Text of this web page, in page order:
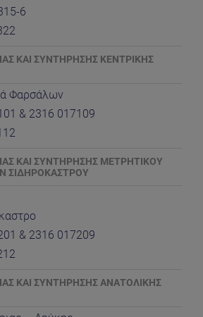
6
ΚΑΙ ΣΥΝΤΗΡΗΣΗΣ ΚΕΝΤΡΙΚΗΣ
Φαρσάλων
& 2316 017109
ΚΑΙ ΣΥΝΤΗΡΗΣΗΣ ΜΕΤΡΗΤΙΚΟΥ
ΣΙΔΗΡΟΚΑΣΤΡΟΥ
& 2316 017209
ΚΑΙ ΣΥΝΤΗΡΗΣΗΣ ΑΝΑΤΟΛΙΚΗΣ